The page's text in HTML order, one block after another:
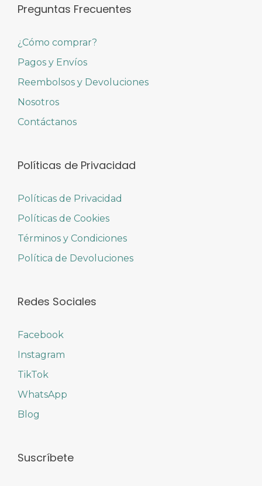
Preguntas Frecuentes
¿Cómo comprar?
Pagos y Envíos
Reembolsos y Devoluciones
Nosotros
Contáctanos
Políticas de Privacidad
Políticas de Privacidad
Políticas de Cookies
Términos y Condiciones
Política de Devoluciones
Redes Sociales
Facebook
Instagram
TikTok
WhatsApp
Blog
Suscríbete